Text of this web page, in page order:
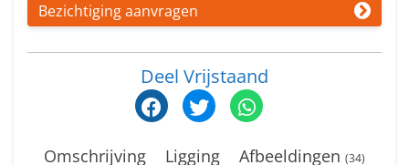
Bezichtiging aanvragen
Deel Vrijstaand
Omschrijving Ligging Afbeeldingen (34)